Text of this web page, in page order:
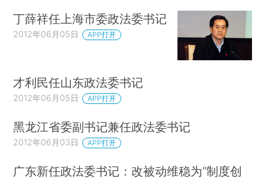
丁薛祥任上海市委政法委书记
2012年06月05日 APP打开
才利民任山东政法委书记
2012年06月05日 APP打开
黑龙江省委副书记兼任政法委书记
2012年06月03日 APP打开
广东新任政法委书记：改被动维稳为“制度创